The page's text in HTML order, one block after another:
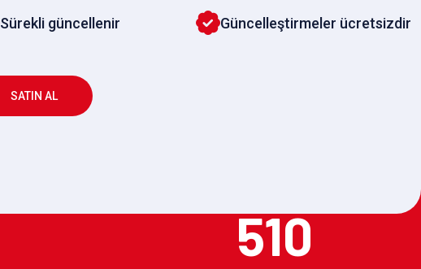
Sürekli güncellenir Güncelleştirmeler ücretsizdir
SATIN AL
510